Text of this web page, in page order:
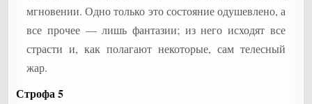
мгновении. Одно только это состояние одушевлено, а
все прочее — лишь фантазии; из него исходят все
страсти и, как полагают некоторые, сам телесный
жар.
Строфа 5